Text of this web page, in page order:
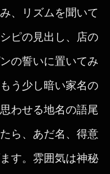
、リズムを聞いて
ピの見出し、店の
の誓いに置いてみ
う少し暗い家名の
わせる地名の語尾
ら、あだ名、得意
す。雰囲気は神秘